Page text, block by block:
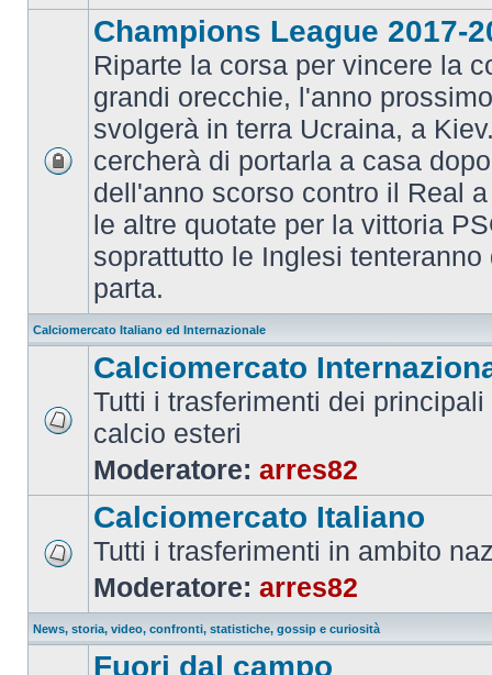
Champions League 2017-
Riparte la corsa per vincere la
grandi orecchie, l'anno
svolgerà in terra Ucraina, a
cercherà di portarla a casa
dell'anno scorso contro il Real
le altre quotate per la vittoria
soprattutto le Inglesi tenteranno
parta.
Calciomercato Italiano ed Internazionale
Calciomercato
Tutti i trasferimenti dei
calcio esteri
Moderatore: arres82
Calciomercato Italiano
Tutti i trasferimenti in ambito
Moderatore: arres82
News, storia, video, confronti, statistiche, gossip e curiosità
Fuori dal campo